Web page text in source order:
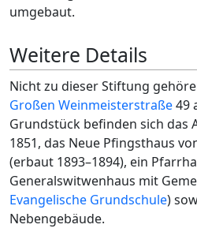
umgebaut.
Weitere Details
Nicht zu dieser Stiftung
Großen Weinmeisterstraße49
Grundstück befinden sich das
1851, das Neue Pfingsthaus
(erbaut 1893–1894), ein
Generalswitwenhaus mit
Evangelische Grundschule)
Nebengebäude.